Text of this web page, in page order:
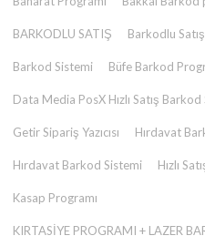
BARKODLU SATIŞ Barkodlu
Barkod Sistemi Büfe Barkod
Data Media PosX Hızlı Satış
Getir Sipariş Yazıcısı Hırdavat
Hırdavat Barkod Sistemi Hızlı
Kasap Programı
KIRTASİYE PROGRAMI + LAZER